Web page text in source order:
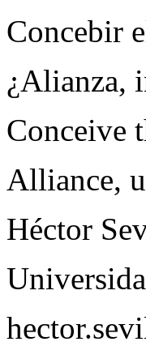
Concebir
¿Alianza,
Conceive
Alliance,
Héctor